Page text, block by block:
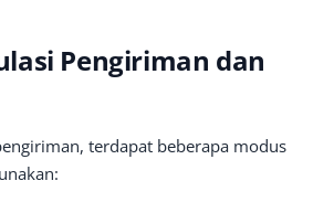
Pengiriman dan
terdapat beberapa modus